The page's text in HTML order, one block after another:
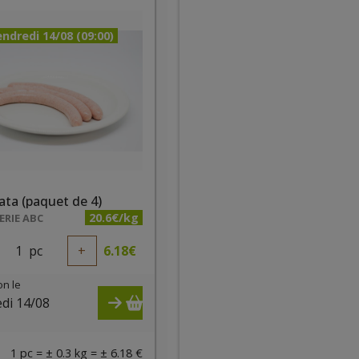
14/08 (09:00)
(paquet de 4)
ABC 20.6€/kg
1 pc + 6.18€
le
14/08
1 pc = ± 0.3 kg = ± 6.18 €